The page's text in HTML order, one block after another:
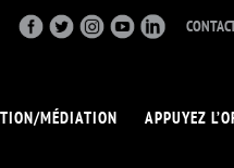
MÉDIATION APPUYEZ